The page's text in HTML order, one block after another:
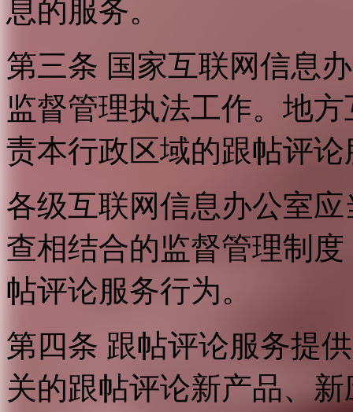
息的服务。
第三条 国家互联网信息
监督管理执法工作。地
责本行政区域的跟帖评
各级互联网信息办公室
查相结合的监督管理制
帖评论服务行为。
第四条 跟帖评论服务提
关的跟帖评论新产品、